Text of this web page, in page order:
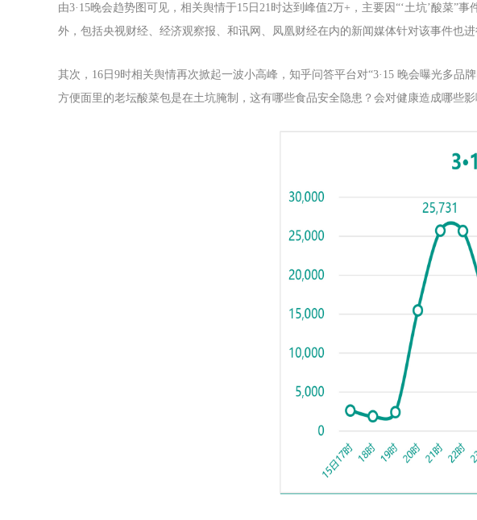
由3·15晚会趋势图可见，相关舆情于15日21时达到峰值2万+，主要因“‘土坑’酸菜”
外，包括央视财经、经济观察报、和讯网、凤凰财经在内的新闻媒体针对该事件也进
其次，16日9时相关舆情再次掀起一波小高峰，知乎问答平台对“3·15 晚会曝光多
方便面里的老坛酸菜包是在土坑腌制，这有哪些食品安全隐患？会对健康造成哪些影